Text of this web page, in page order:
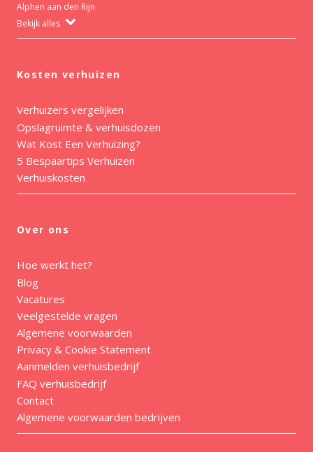
Alphen aan den Rijn
Bekijk alles
Kosten verhuizen
Verhuizers vergelijken
Opslagruimte & verhuisdozen
Wat Kost Een Verhuizing?
5 Bespaartips Verhuizen
Verhuiskosten
Over ons
Hoe werkt het?
Blog
Vacatures
Veelgestelde vragen
Algemene voorwaarden
Privacy & Cookie Statement
Aanmelden verhuisbedrijf
FAQ verhuisbedrijf
Contact
Algemene voorwaarden bedrijven